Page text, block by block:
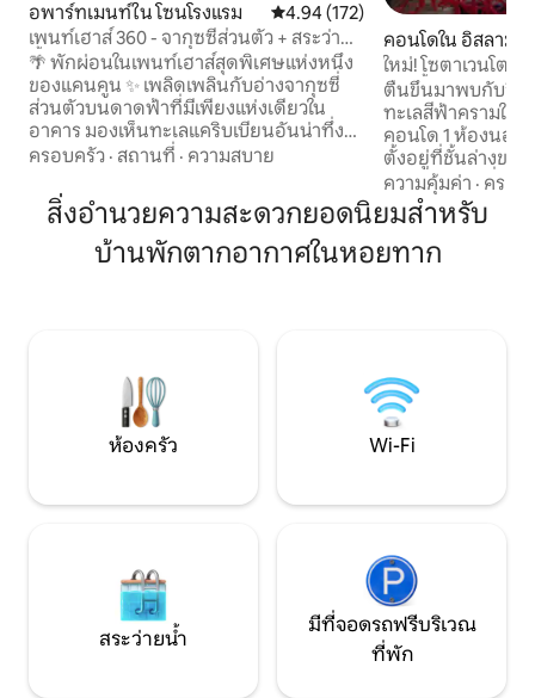
อพาร์ทเมนท์ใน โซนโรงแรม คะแนนเฉลี่ย 4.94 จาก 5, 172 รีวิว
4.94 (172)
เพนท์เฮาส์ 360 - จากุซซี่ส่วนตัว + สระว่าย
น้ำบนดาดฟ้า
🌴 พักผ่อนในเพนท์เฮาส์สุดพิเศษแห่งหนึ่ง
ของแคนคูน ✨ เพลิดเพลินกับอ่างจากุซซี่
ส่วนตัวบนดาดฟ้าที่มีเพียงแห่งเดียวใน
อาคาร มองเห็นทะเลแคริบเบียนอันน่าทึ่ง
🏖️ อยู่ตรงข้ามกับ Playa Tortugas และเรือ
แหล่งบันเทิงยามค่ำคืนของแคนคูน 📶 Wi-Fi
เร็ว ที่จอดรถ🚗ฟรี เช็คอิน🔑ด้วยตนเอง 💬
ทีมงานเฉพาะที่ให้การสนับสนุนเฉพาะ
บุคคลอย่างรวดเร็ว ❤️ เหมาะสำหรับคู่รัก
ครอบครัว · สถานที่ · ความสบาย
คอนโดใน อิสลามูเฮ
ใหม่! โซตาเวนโต
ว่ายน้ำและมหาสมุ
ตื่นขึ้นมาพบกับวิว
ทะเลสีฟ้าครามใส
คอนโด 1 ห้องนอน
ตั้งอยู่ที่ชั้นล่างของ
เข้าถึงได้ง่าย สิ่งอ
เสื่อโยคะ, น้ำหนัก
อุปกรณ์ดำน้ำตื้น, ข
กระดาน, ตะกร้าปิ
ความคุ้มค่า · ครอบ
สิ่งอำนวยความสะดวกยอดนิยมสำหรับ
บ้านพักตากอากาศในหอยทาก
ห้องครัว Wi-Fi
สระว่ายน้ำ
มีที่จอดรถฟรีบริเวณ
ที่พัก